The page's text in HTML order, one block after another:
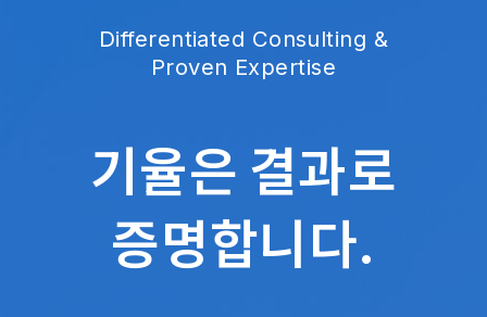
Differentiated Consulting &
Proven Expertise
기율은 결과로
증명합니다.